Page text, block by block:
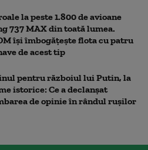
la peste 1.800 de avioane
737 MAX din toată lumea.
își îmbogățește flota cu patru
de acest tip
pentru războiul lui Putin, la
istorice: Ce a declanșat
de opinie în rândul rușilor